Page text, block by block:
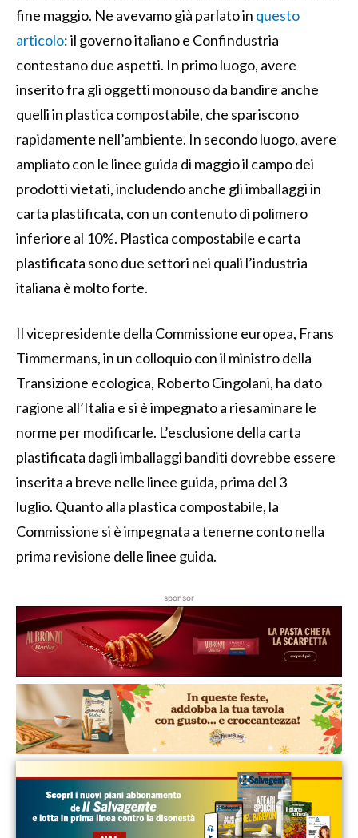
fine maggio. Ne avevamo già parlato in questo
articolo: il governo italiano e Confindustria
contestano due aspetti. In primo luogo, avere
inserito fra gli oggetti monouso da bandire anche
quelli in plastica compostabile, che spariscono
rapidamente nell’ambiente. In secondo luogo, avere
ampliato con le linee guida di maggio il campo dei
prodotti vietati, includendo anche gli imballaggi in
carta plastificata, con un contenuto di polimero
inferiore al 10%. Plastica compostabile e carta
plastificata sono due settori nei quali l’industria
italiana è molto forte.
Il vicepresidente della Commissione europea, Frans
Timmermans, in un colloquio con il ministro della
Transizione ecologica, Roberto Cingolani, ha dato
ragione all’Italia e si è impegnato a riesaminare le
norme per modificarle. L’esclusione della carta
plastificata dagli imballaggi banditi dovrebbe essere
inserita a breve nelle linee guida, prima del 3
luglio. Quanto alla plastica compostabile, la
Commissione si è impegnata a tenerne conto nella
prima revisione delle linee guida.
sponsor